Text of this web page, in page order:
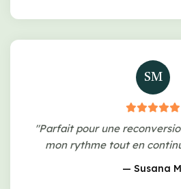
SM
"Parfait pour une
mon rythme tout en
— Susana